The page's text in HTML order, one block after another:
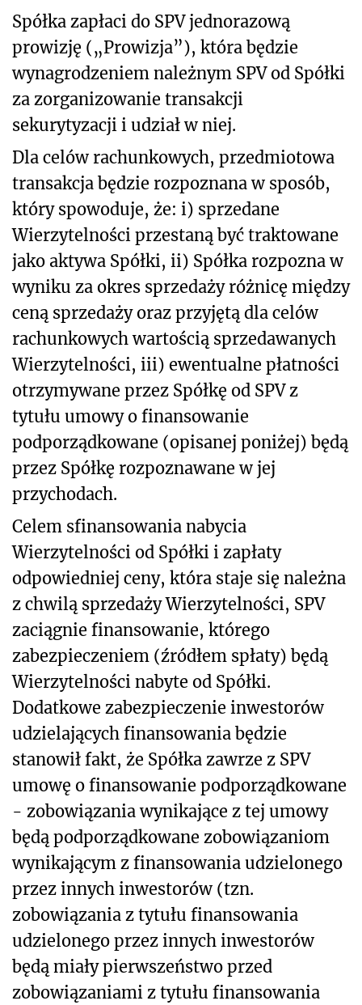
Spółka zapłaci do SPV jednorazową
prowizję („Prowizja”), która będzie
wynagrodzeniem należnym SPV od Spółki
za zorganizowanie transakcji
sekurytyzacji i udział w niej.
Dla celów rachunkowych, przedmiotowa
transakcja będzie rozpoznana w sposób,
który spowoduje, że: i) sprzedane
Wierzytelności przestaną być traktowane
jako aktywa Spółki, ii) Spółka rozpozna w
wyniku za okres sprzedaży różnicę między
ceną sprzedaży oraz przyjętą dla celów
rachunkowych wartością sprzedawanych
Wierzytelności, iii) ewentualne płatności
otrzymywane przez Spółkę od SPV z
tytułu umowy o finansowanie
podporządkowane (opisanej poniżej) będą
przez Spółkę rozpoznawane w jej
przychodach.
Celem sfinansowania nabycia
Wierzytelności od Spółki i zapłaty
odpowiedniej ceny, która staje się należna
z chwilą sprzedaży Wierzytelności, SPV
zaciągnie finansowanie, którego
zabezpieczeniem (źródłem spłaty) będą
Wierzytelności nabyte od Spółki.
Dodatkowe zabezpieczenie inwestorów
udzielających finansowania będzie
stanowił fakt, że Spółka zawrze z SPV
umowę o finansowanie podporządkowane
- zobowiązania wynikające z tej umowy
będą podporządkowane zobowiązaniom
wynikającym z finansowania udzielonego
przez innych inwestorów (tzn.
zobowiązania z tytułu finansowania
udzielonego przez innych inwestorów
będą miały pierwszeństwo przed
zobowiązaniami z tytułu finansowania